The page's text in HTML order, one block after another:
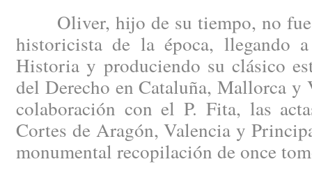
Oliver, hijo de su tiempo, no fue
historicista de la época, llegando
Historia y produciendo su clásico
del Derecho en Cataluña, Mallorca y
colaboración con el P. Fita, las
Cortes de Aragón, Valencia y
monumental recopilación de once